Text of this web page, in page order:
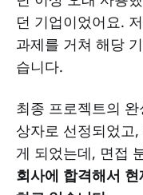
던 기업이었어요.
과제를 거쳐 해당
습니다.
최종 프로젝트의
상자로 선정되었고
게 되었는데, 면접
회사에 합격해서